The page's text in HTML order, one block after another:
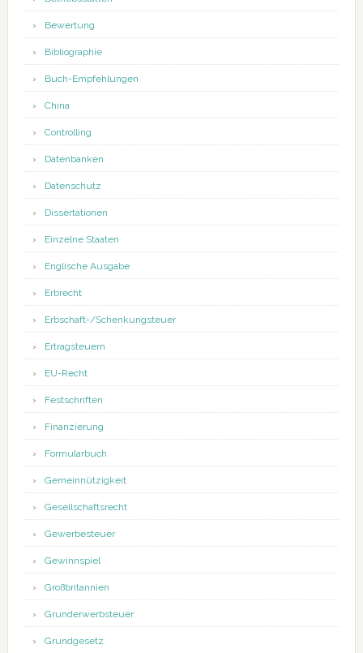
Bewertung
Bibliographie
Buch-Empfehlungen
China
Controlling
Datenbanken
Datenschutz
Dissertationen
Einzelne Staaten
Englische Ausgabe
Erbrecht
Erbschaft-/Schenkungsteuer
Ertragsteuern
EU-Recht
Festschriften
Finanzierung
Formularbuch
Gemeinnützigkeit
Gesellschaftsrecht
Gewerbesteuer
Gewinnspiel
Großbritannien
Grunderwerbsteuer
Grundgesetz